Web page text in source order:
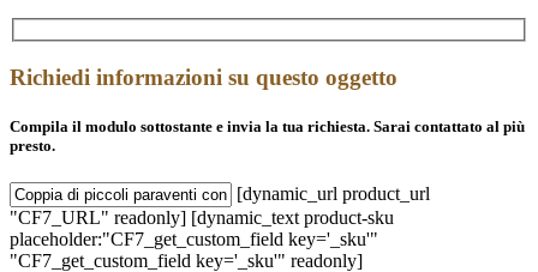
Richiedi informazioni su questo oggetto
Compila il modulo sottostante e invia la tua richiesta. Sarai contattato al più
presto.
[dynamic_url product_url
"CF7_URL" readonly] [dynamic_text product-sku
placeholder:"CF7_get_custom_field key='_sku'"
"CF7_get_custom_field key='_sku'" readonly]